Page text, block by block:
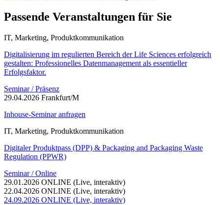
Passende Veranstaltungen für Sie
IT, Marketing, Produktkommunikation
Digitalisierung im regulierten Bereich der Life Sciences erfolgreich
gestalten: Professionelles Datenmanagement als essentieller
Erfolgsfaktor.
Seminar / Präsenz
29.04.2026 Frankfurt/M
Inhouse-Seminar anfragen
IT, Marketing, Produktkommunikation
Digitaler Produktpass (DPP) & Packaging and Packaging Waste
Regulation (PPWR)
Seminar / Online
29.01.2026 ONLINE (Live, interaktiv)
22.04.2026 ONLINE (Live, interaktiv)
24.09.2026 ONLINE (Live, interaktiv)